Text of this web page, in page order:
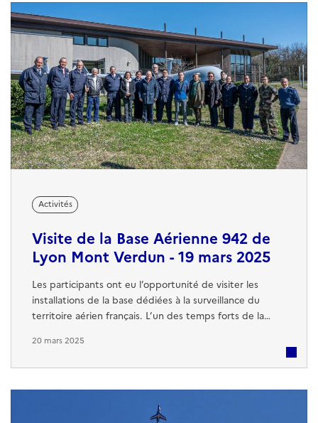
Jeunesse, devoir de mémoire ...
Activités
Visite de la Base Aérienne 942 de
Lyon Mont Verdun - 19 mars 2025
Les participants ont eu l’opportunité de visiter les
installations de la base dédiées à la surveillance du
territoire aérien français. L’un des temps forts de la
mis en œuvre en cas d’urgence aéronautique, avec
sauver des vies en cas de menace
20 mars 2025